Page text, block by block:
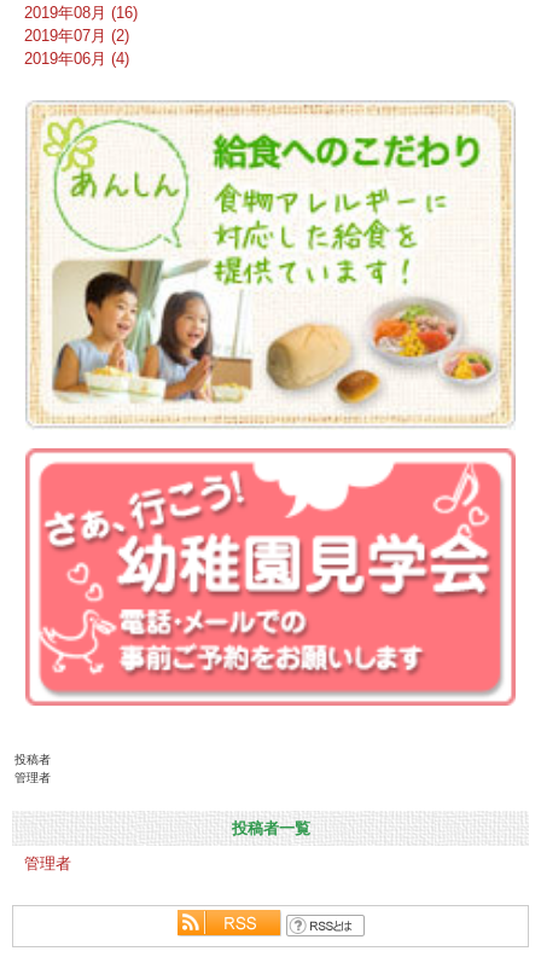
2019年08月 (16)
2019年07月 (2)
2019年06月 (4)
投稿者
管理者
投稿者一覧
管理者